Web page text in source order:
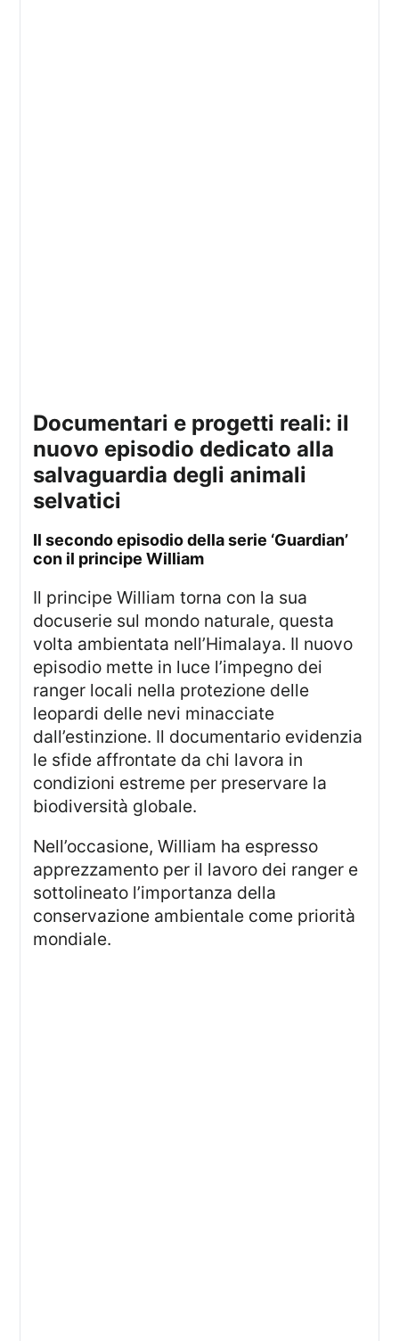
Documentari e progetti reali: il
nuovo episodio dedicato alla
salvaguardia degli animali
selvatici
Il secondo episodio della serie ‘Guardian’
con il principe William
Il principe William torna con la sua
docuserie sul mondo naturale, questa
volta ambientata nell’Himalaya. Il nuovo
episodio mette in luce l’impegno dei
ranger locali nella protezione delle
leopardi delle nevi minacciate
dall’estinzione. Il documentario evidenzia
le sfide affrontate da chi lavora in
condizioni estreme per preservare la
biodiversità globale.
Nell’occasione, William ha espresso
apprezzamento per il lavoro dei ranger e
sottolineato l’importanza della
conservazione ambientale come priorità
mondiale.